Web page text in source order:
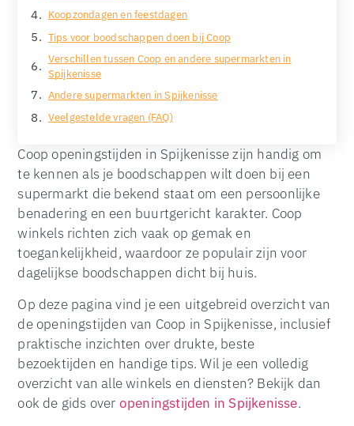
Koopzondagen en feestdagen
Tips voor boodschappen doen bij Coop
Verschillen tussen Coop en andere supermarkten in
Spijkenisse
Andere supermarkten in Spijkenisse
Veelgestelde vragen (FAQ)
Coop openingstijden in Spijkenisse zijn handig om
te kennen als je boodschappen wilt doen bij een
supermarkt die bekend staat om een persoonlijke
benadering en een buurtgericht karakter. Coop
winkels richten zich vaak op gemak en
toegankelijkheid, waardoor ze populair zijn voor
dagelijkse boodschappen dicht bij huis.
Op deze pagina vind je een uitgebreid overzicht van
de openingstijden van Coop in Spijkenisse, inclusief
praktische inzichten over drukte, beste
bezoektijden en handige tips. Wil je een volledig
overzicht van alle winkels en diensten? Bekijk dan
ook de gids over openingstijden in Spijkenisse.